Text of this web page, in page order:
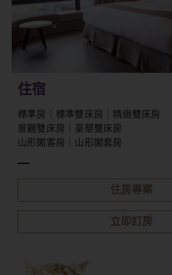
住宿
標準房｜標準雙床房｜精緻雙床房
景觀雙床房｜豪華雙床房​
山形閣客房｜山形閣套房
住房專案
立即訂房